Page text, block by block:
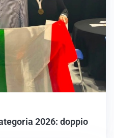
2026: doppio